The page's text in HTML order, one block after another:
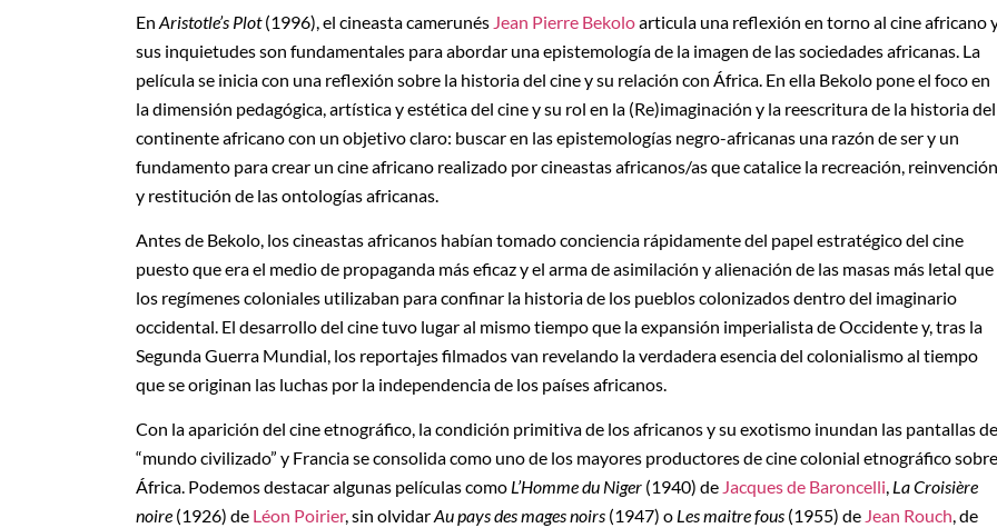
En Aristotle’s Plot(1996), el cineasta camerunés Jean Pierre Bekoloarticula una reflexión en torno al cine africano
sus inquietudes son fundamentales para abordar una epistemología de la imagen de las sociedades africanas. La
película se inicia con una reflexión sobre la historia del cine y su relación con África. En ella Bekolo pone el foco en
la dimensión pedagógica, artística y estética del cine y su rol en la (Re)imaginación y la reescritura de la historia del
continente africano con un objetivo claro: buscar en las epistemologías negro-africanas una razón de ser y un
fundamento para crear un cine africano realizado por cineastas africanos/as que catalice la recreación, reinvención
y restitución de las ontologías africanas.
Antes de Bekolo, los cineastas africanos habían tomado conciencia rápidamente del papel estratégico del cine
puesto que era el medio de propaganda más eficaz y el arma de asimilación y alienación de las masas más letal que
los regímenes coloniales utilizaban para confinar la historia de los pueblos colonizados dentro del imaginario
occidental. El desarrollo del cine tuvo lugar al mismo tiempo que la expansión imperialista de Occidente y, tras la
Segunda Guerra Mundial, los reportajes filmados van revelando la verdadera esencia del colonialismo al tiempo
que se originan las luchas por la independencia de los países africanos.
Con la aparición del cine etnográfico, la condición primitiva de los africanos y su exotismo inundan las pantallas
“mundo civilizado” y Francia se consolida como uno de los mayores productores de cine colonial etnográfico sobre
África. Podemos destacar algunas películas como L’Homme du Niger (1940) de Jacques de Baroncelli, La Croisière
noire (1926) de Léon Poirier, sin olvidarAu pays des mages noirs (1947) o Les maitre fous (1955) de Jean Rouch, de